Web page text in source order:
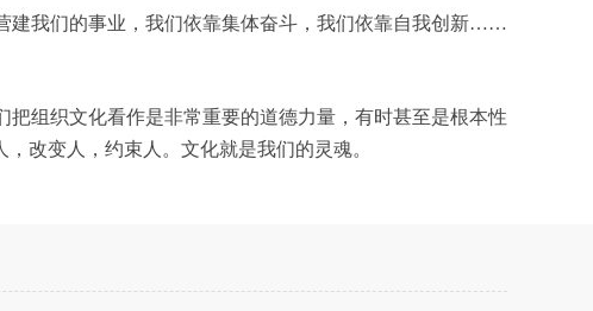
建我们的事业，我们依靠集体奋斗，我们依靠自我创新……
组织文化看作是非常重要的道德力量，有时甚至是根本性
改变人，约束人。文化就是我们的灵魂。